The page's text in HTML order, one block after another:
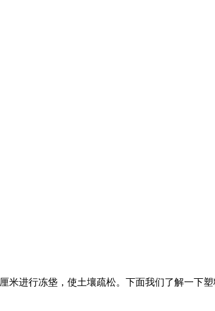
进行冻垡，使土壤疏松。下面我们了解一下